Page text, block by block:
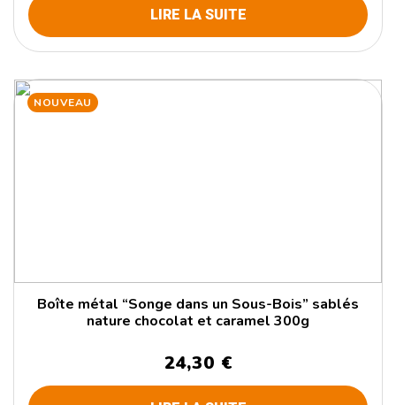
LIRE LA SUITE
NOUVEAU
Boîte métal “Songe dans un Sous-Bois” sablés
nature chocolat et caramel 300g
24,30 €